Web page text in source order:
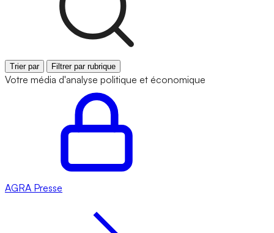
Trier par Filtrer par rubrique
Votre média d'analyse politique et économique
AGRA Presse